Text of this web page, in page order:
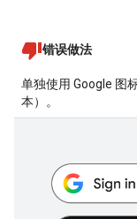
错误做法
单独使用 Google 图
本）。